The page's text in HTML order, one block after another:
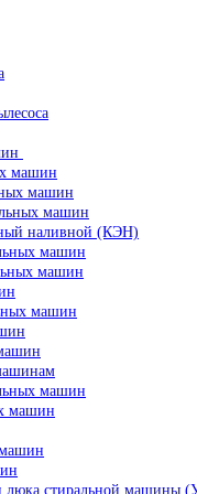
машин
машин
машин
наливной (КЭН)
машин
машин
машин
машин
машин
люка стиральной машины